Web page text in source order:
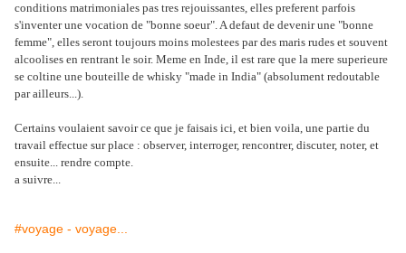
conditions matrimoniales pas tres rejouissantes, elles preferent parfois
s'inventer une vocation de "bonne soeur". A defaut de devenir une "bonne
femme", elles seront toujours moins molestees par des maris rudes et souvent
alcoolises en rentrant le soir. Meme en Inde, il est rare que la mere superieure
se coltine une bouteille de whisky "made in India" (absolument redoutable
par ailleurs...).
Certains voulaient savoir ce que je faisais ici, et bien voila, une partie du
travail effectue sur place : observer, interroger, rencontrer, discuter, noter, et
ensuite... rendre compte.
a suivre...
#voyage - voyage...